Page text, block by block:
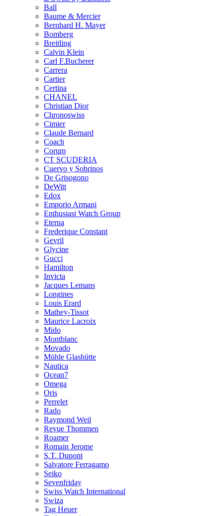
Ball
Baume & Mercier
Bernhard H. Mayer
Bomberg
Breitling
Calvin Klein
Carl F.Bucherer
Carrera
Cartier
Certina
CHANEL
Christian Dior
Chronoswiss
Cimier
Claude Bernard
Coach
Corum
CT SCUDERIA
Cuervo y Sobrinos
De Grisogono
DeWitt
Edox
Emporio Armani
Enthusiast Watch Group
Eterna
Frederique Constant
Gevril
Glycine
Gucci
Hamilton
Invicta
Jacques Lemans
Longines
Louis Erard
Mathey-Tissot
Maurice Lacroix
Mido
Montblanc
Movado
Mühle Glashütte
Nautica
Ocean7
Omega
Oris
Perrelet
Rado
Raymond Weil
Revue Thommen
Roamer
Romain Jerome
S.T. Dupont
Salvatore Ferragamo
Seiko
Sevenfriday
Swiss Watch International
Swiza
Tag Heuer